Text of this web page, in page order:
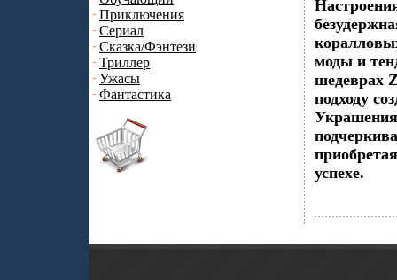
Приключения
Сериал
Сказка/Фэнтези
Триллер
Ужасы
Фантастика
моды и
шедеврах
подходу
успехе.